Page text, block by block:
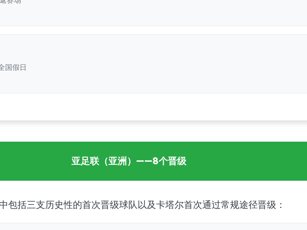
国假日
亚足联（亚洲）——8个晋级
包括三支历史性的首次晋级球队以及卡塔尔首次通过常规途径晋级：